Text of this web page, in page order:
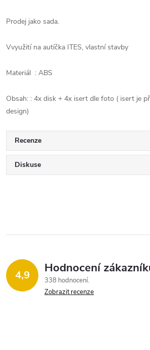
Prodej jako sada.
Vvyužití na autíčka ITES, vlastní stavby
Materiál : ABS
Obsah: : 4x disk + 4x isert dle foto ( isert je
design)
Recenze
Diskuse
4,9 Hodnocení
338 hodnocení
Zobrazit recenze